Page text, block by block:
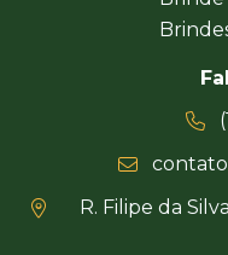
R. Filipe da